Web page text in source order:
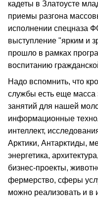
кадеты в Златоусте
приемы разгона
исполнении спецназа
выступление "ярким и
прошло в рамках
воспитанию
Надо вспомнить, что
службы есть еще масса
занятий для нашей
информационные
интеллект,
Арктики, Антарктиды,
энергетика,
бизнес-проекты,
фермерство, сферы
можно реализовать и в